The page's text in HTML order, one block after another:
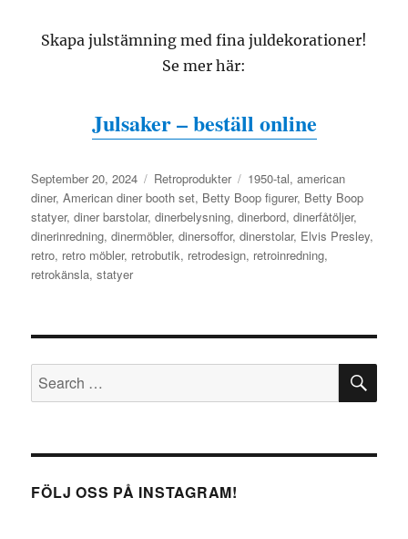
Skapa julstämning med fina juldekorationer!
Se mer här:
Julsaker – beställ online
Posted
on
September 20, 2024 Categories
Retroprodukter Tags
1950-tal,american
diner,American diner booth set, Betty Boop figurer, Betty Boop
statyer,diner barstolar,dinerbelysning,dinerbord,dinerfåtöljer,
dinerinredning,dinermöbler,dinersoffor,dinerstolar, Elvis Presley,
retro, retro möbler, retrobutik, retrodesign, retroinredning,
retrokänsla,statyer
Search
for:
FÖLJ OSS PÅ INSTAGRAM!